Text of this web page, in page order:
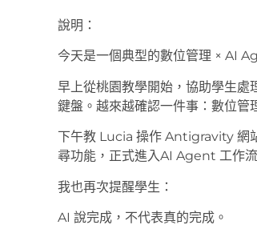
說明：
今天是一個典型的數位管理 × AI
早上從桃園教學開始，協助學生
鍵盤。越來越確認一件事：數位管
下午教 Lucia 操作 Antigravity 網
尋功能，正式進入AI Agent 工作流
我也再次提醒學生：
AI 說完成，不代表真的完成。